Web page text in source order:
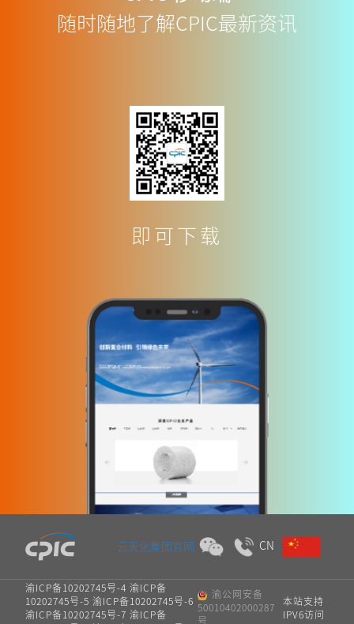
随时随地了解CPIC最新资讯
即可下载
云天化集团官网 CN
渝ICP备10202745号-4 渝ICP备
10202745号-5 渝ICP备10202745号-6
渝ICP备10202745号-7 渝ICP备
渝公网安备
50010402000287
号
本站支持
IPV6访问